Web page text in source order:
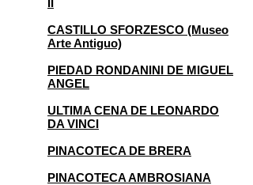
II
CASTILLO SFORZESCO (Museo
Arte Antiguo)
PIEDAD RONDANINI DE MIGUEL
ANGEL
ULTIMA CENA DE LEONARDO
DA VINCI
PINACOTECA DE BRERA
PINACOTECA AMBROSIANA